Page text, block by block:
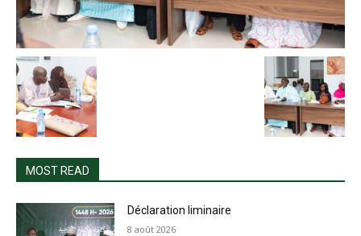
MOST READ
Déclaration liminaire
8 août 2026